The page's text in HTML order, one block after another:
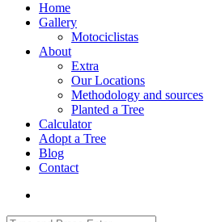
Home
Gallery
Motociclistas
About
Extra
Our Locations
Methodology and sources
Planted a Tree
Calculator
Adopt a Tree
Blog
Contact